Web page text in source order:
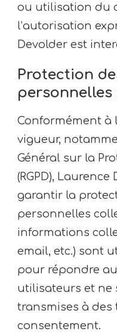
ou utilisation du
l’autorisation
Devolder est
Protection
personnelles
Conformément à
vigueur,
Général sur la
(RGPD), Laurence
garantir la
personnelles
informations
email, etc.) sont
pour répondre
utilisateurs et ne
transmises à des
consentement.